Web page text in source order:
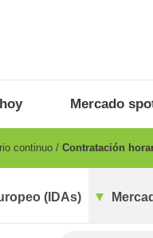
Mercado
continuo Contratación
(IDAs)